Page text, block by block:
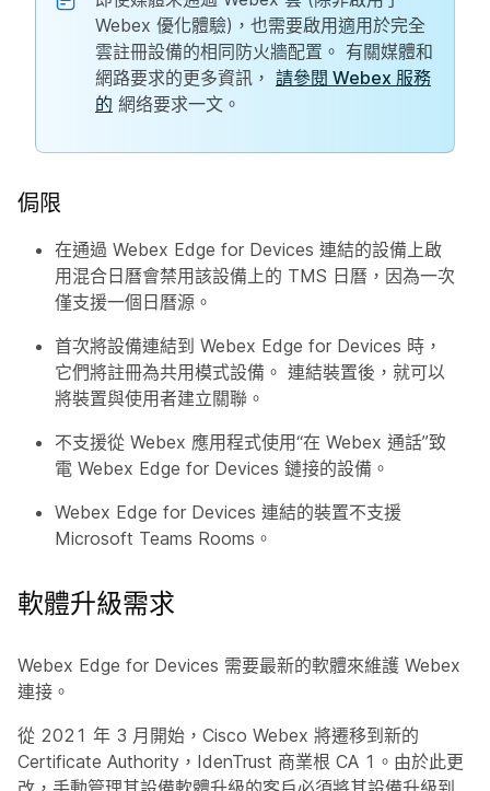
Webex 優化體驗)，也需要啟用適用於完全
雲註冊設備的相同防火牆配置。 有關媒體和
網路要求的更多資訊， 請參閱 Webex 服務
的 網络要求一文。
侷限
在通過 Webex Edge for Devices 連結的設備上啟
用混合日曆會禁用該設備上的 TMS 日曆，因為一次
僅支援一個日曆源。
首次將設備連結到 Webex Edge for Devices 時，
它們將註冊為共用模式設備。 連結裝置後，就可以
將裝置與使用者建立關聯。
不支援從 Webex 應用程式使用“在 Webex 通話”致
電 Webex Edge for Devices 鏈接的設備。
Webex Edge for Devices 連結的裝置不支援
Microsoft Teams Rooms。
軟體升級需求
Webex Edge for Devices 需要最新的軟體來維護 Webex
連接。
從 2021 年 3 月開始，Cisco Webex 將遷移到新的
Certificate Authority，IdenTrust 商業根 CA 1。由於此更